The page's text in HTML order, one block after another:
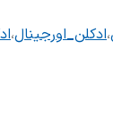
،ادکلن_اورجینال،